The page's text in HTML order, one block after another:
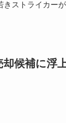
ストライカー
却候補に